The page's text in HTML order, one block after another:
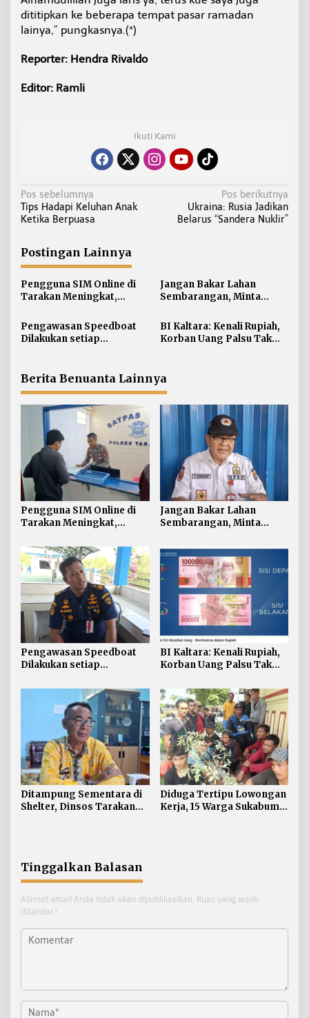
dititipkan ke beberapa tempat pasar ramadan
lainya,” pungkasnya.(*)
Reporter: Hendra Rivaldo
Editor: Ramli
Ikuti Kami
N
a
i
g
a
s
p
o
Pos sebelumnya
Tips Hadapi Keluhan Anak
Ketika Berpuasa
Pos berikutnya
Ukraina: Rusia Jadikan
Belarus “Sandera Nuklir”
Postingan Lainnya
Pengguna SIM Online di
Tarakan Meningkat,
Paling Banyak
Jangan Bakar Lahan
Sembarangan, Minta
Pengawasan Speedboat
Dilakukan setiap
BI Kaltara: Kenali Rupiah,
Korban Uang Palsu Tak
Berita Benuanta Lainnya
Pengguna SIM Online di
Tarakan Meningkat,
Paling Banyak
Jangan Bakar Lahan
Sembarangan, Minta
Pengawasan Speedboat
Dilakukan setiap
Acuan Laik Laut
BI Kaltara: Kenali Rupiah,
Korban Uang Palsu Tak
Ditampung Sementara di
Shelter, Dinsos Tarakan
Diduga Tertipu Lowongan
Kerja, 15 Warga Sukabumi
Tinggalkan Balasan
Alamat email Anda tidak akan dipublikasikan. Ruas yang wajib
ditandai *